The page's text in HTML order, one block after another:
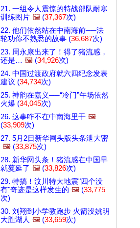
21. 一组令人震惊的特战部队耐寒
训练图片 🖼️ (37,367次)
22. 他们依然站在中南海前──法
轮功你不熟悉的故事 (36,687次)
23. 周永康出来了！得了猪流感，
还是… 🖼️ (34,926次)
24. 中国过渡政府就六四纪念发表
建议 (34,734次)
25. 神韵在嘉义──“冷门”午场依然
火爆 (34,045次)
26. 这事咋不在中南海里干 🖼️
(33,909次)
27. 5月2日新华网头版头条泄大密
🖼️ (33,875次)
28. 新华网头条！猪流感在中国早
就蔓延了 🖼️ (33,826次)
29. 特搞！汶川特大地震"四个没
有"奇迹是这样发生的 🖼️ (33,775
次)
30. 刘翔到小学教跑步 火箭没姚明
大胜湖人 🖼️ (33,659次)